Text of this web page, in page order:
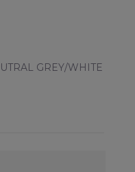
GREY/WHITE